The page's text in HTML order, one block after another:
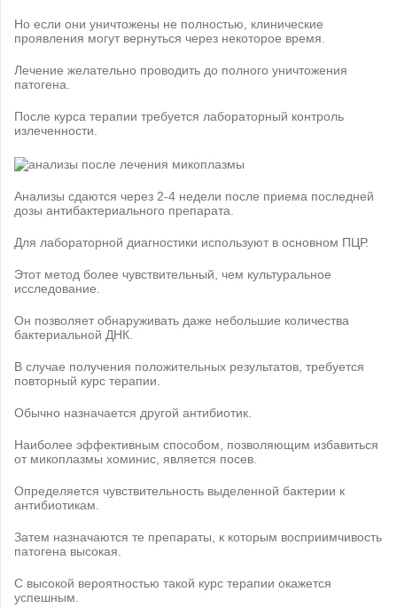
Но если они уничтожены не полностью, клинические
проявления могут вернуться через некоторое время.
Лечение желательно проводить до полного уничтожения
патогена.
После курса терапии требуется лабораторный контроль
излеченности.
Анализы сдаются через 2-4 недели после приема последней
дозы антибактериального препарата.
Для лабораторной диагностики используют в основном ПЦР.
Этот метод более чувствительный, чем культуральное
исследование.
Он позволяет обнаруживать даже небольшие количества
бактериальной ДНК.
В случае получения положительных результатов, требуется
повторный курс терапии.
Обычно назначается другой антибиотик.
Наиболее эффективным способом, позволяющим избавиться
от микоплазмы хоминис, является посев.
Определяется чувствительность выделенной бактерии к
антибиотикам.
Затем назначаются те препараты, к которым восприимчивость
патогена высокая.
С высокой вероятностью такой курс терапии окажется
успешным.